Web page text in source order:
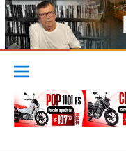
Skip
content